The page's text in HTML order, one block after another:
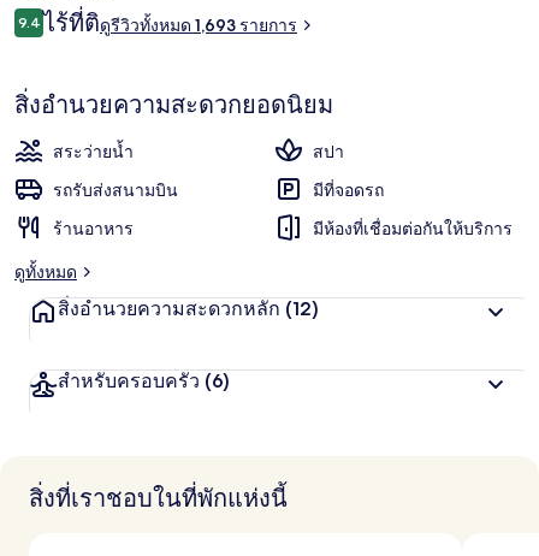
รีวิว
9.49.4 จาก 10
ไร้ที่ติดูรีวิวทั้งหมด 1,693 รายการ
สิ่งอำนวยความสะดวกยอดนิยม
สระว่ายน้ำ
สปา
รถรับส่งสนามบิน
มีที่จอดรถ
ร้านอาหาร
มีห้องที่เชื่อมต่อกันให้บริการ
ดูทั้งหมด
สิ่งอำนวยความสะดวกหลัก (12)
สำหรับครอบครัว (6)
สิ่งที่เราชอบในที่พักแห่งนี้